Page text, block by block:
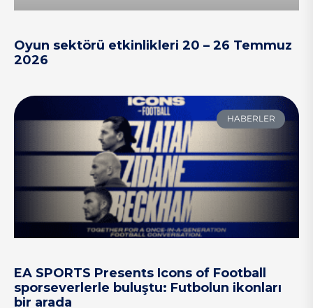
Oyun sektörü etkinlikleri 20 – 26 Temmuz
2026
HABERLER
EA SPORTS Presents Icons of Football
sporseverlerle buluştu: Futbolun ikonları
bir arada